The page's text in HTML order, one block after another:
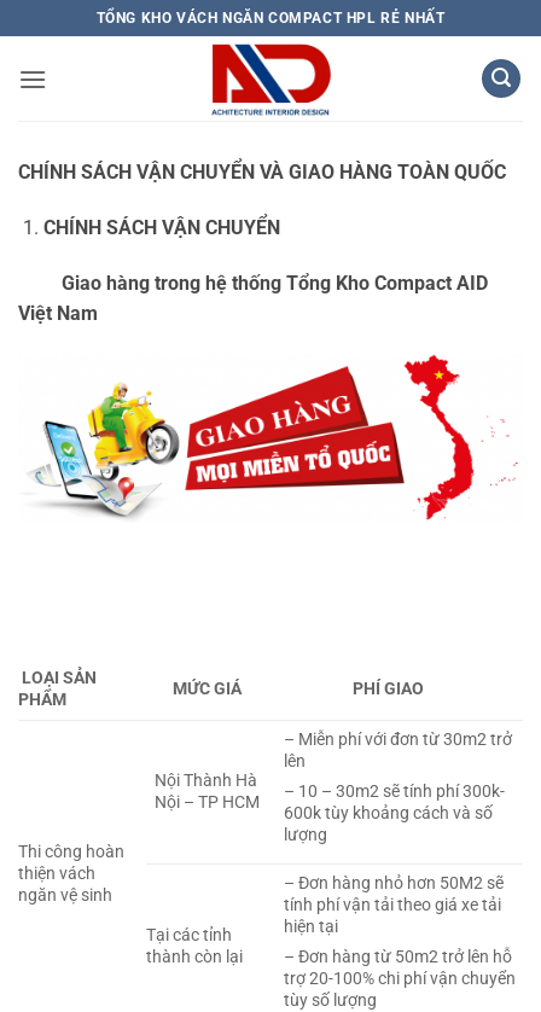
qua
nội
TỔNG KHO VÁCH NGĂN COMPACT HPL RẺ NHẤT
CHÍNH SÁCH VẬN CHUYỂN VÀ GIAO HÀNG TOÀN QUỐC
CHÍNH SÁCH VẬN CHUYỂN
Giao hàng trong hệ thống Tổng Kho Compact AID
Việt Nam
LOẠI SẢN
PHẨM
MỨC GIÁ PHÍ GIAO
Thi công hoàn
thiện vách
ngăn vệ sinh
Nội Thành Hà
Nội – TP HCM
– Miễn phí với đơn từ 30m2 trở
lên
– 10 – 30m2 sẽ tính phí 300k-
600k tùy khoảng cách và số
lượng
Tại các tỉnh
thành còn lại
– Đơn hàng nhỏ hơn 50M2 sẽ
tính phí vận tải theo giá xe tải
hiện tại
– Đơn hàng từ 50m2 trở lên hỗ
trợ 20-100% chi phí vận chuyển
tùy số lượng